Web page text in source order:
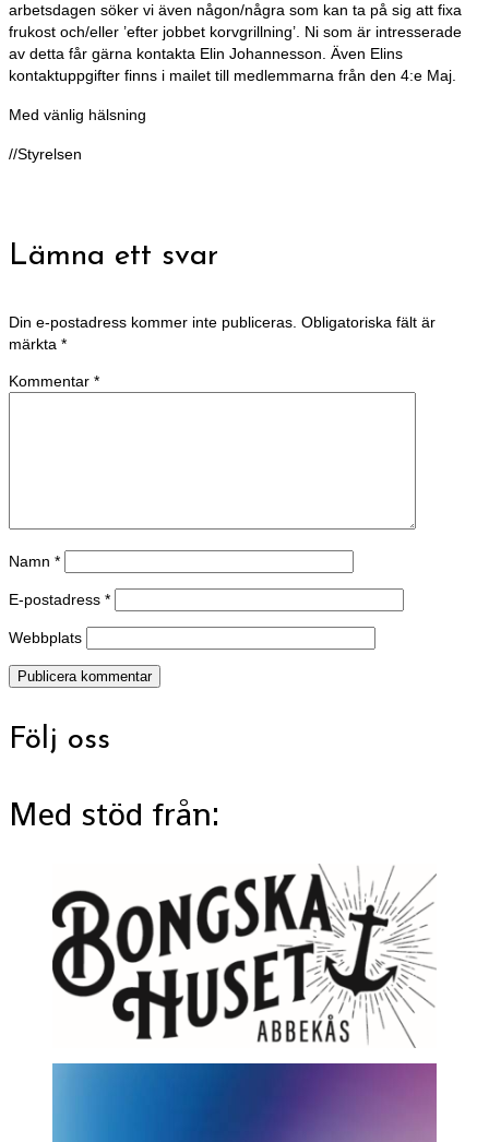
arbetsdagen söker vi även någon/några som kan ta på sig att fixa
frukost och/eller ’efter jobbet korvgrillning’. Ni som är intresserade
av detta får gärna kontakta Elin Johannesson. Även Elins
kontaktuppgifter finns i mailet till medlemmarna från den 4:e Maj.
Med vänlig hälsning
//Styrelsen
Lämna ett svar
Din e-postadress kommer inte publiceras. Obligatoriska fält är
märkta *
Kommentar *
Namn *
E-postadress *
Webbplats
Följ oss
Med stöd från: